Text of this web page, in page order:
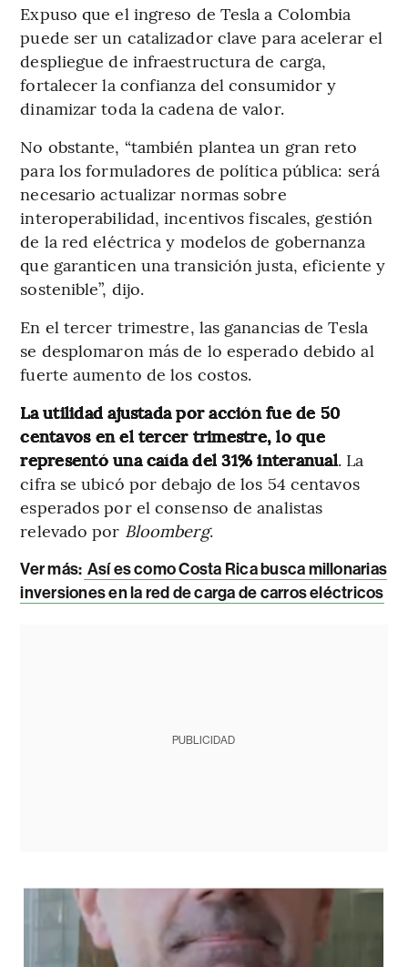
Expuso que el ingreso de Tesla a Colombia
puede ser un catalizador clave para acelerar el
despliegue de infraestructura de carga,
fortalecer la confianza del consumidor y
dinamizar toda la cadena de valor.
No obstante, “también plantea un gran reto
para los formuladores de política pública: será
necesario actualizar normas sobre
interoperabilidad, incentivos fiscales, gestión
de la red eléctrica y modelos de gobernanza
que garanticen una transición justa, eficiente y
sostenible”, dijo.
En el tercer trimestre, las ganancias de Tesla
se desplomaron más de lo esperado debido al
fuerte aumento de los costos.
La utilidad ajustada por acción fue de 50
centavos en el tercer trimestre, lo que
representó una caída del 31% interanual. La
cifra se ubicó por debajo de los 54 centavos
esperados por el consenso de analistas
relevado por Bloomberg.
Ver más: Así es como Costa Rica busca millonarias
inversiones en la red de carga de carros eléctricos
PUBLICIDAD